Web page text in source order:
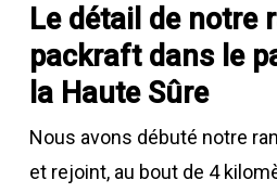
Le détail de notre
packraft dans le
la Haute Sûre
Nous avons débuté notre
et rejoint, au bout de 4